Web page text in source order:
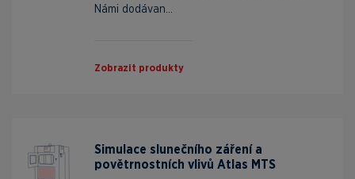
Námi dodávan...
Zobrazit produkty
Simulace slunečního záření a
povětrnostních vlivů Atlas MTS